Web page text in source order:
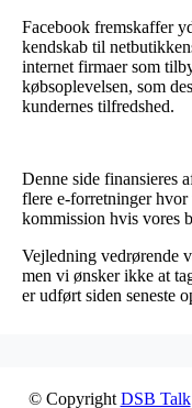
Facebook fremskaffer
kendskab til
internet firmaer som
købsoplevelsen, som
kundernes tilfredshed.
Denne side finansieres
flere e-forretninger
kommission hvis vores
Vejledning vedrørende
men vi ønsker ikke at
er udført siden seneste
© Copyright DSB Talk